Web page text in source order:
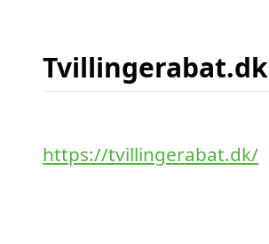
Tvillingerabat.dk
https://tvillingerabat.dk/